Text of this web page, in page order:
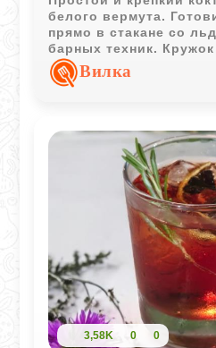
белого вермута.
прямо в стакане со
барных техник.
добавляет легкую
которая отлично
Вилка
3,58K 0 0